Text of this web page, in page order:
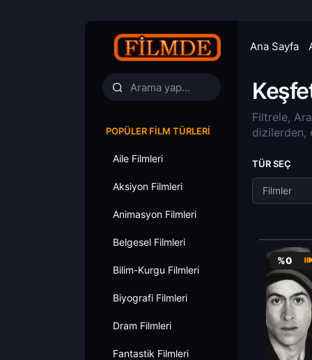
Ana Sayfa
POPÜLER FILM TÜRLERI
Aile Filmleri
Aksiyon Filmleri
Animasyon Filmleri
Belgesel Filmleri
Bilim-Kurgu Filmleri
Biyografi Filmleri
Dram Filmleri
Fantastik Filmleri
Filtrele,
dizilerden,
TÜR SEÇ
Filmler
%0